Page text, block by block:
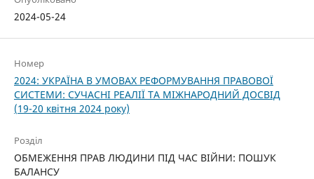
2024-05-24
Номер
2024: УКРАЇНА В УМОВАХ РЕФОРМУВАННЯ ПРАВОВОЇ
СИСТЕМИ: СУЧАСНІ РЕАЛІЇ ТА МІЖНАРОДНИЙ ДОСВІД
(19-20 квітня 2024 року)
Розділ
ОБМЕЖЕННЯ ПРАВ ЛЮДИНИ ПІД ЧАС ВІЙНИ: ПОШУК
БАЛАНСУ